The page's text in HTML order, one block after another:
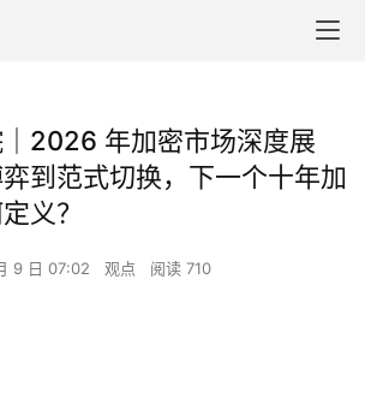
2026 年加密市场深度展
到范式切换，下一个十年加
义？
9 日 07:02 观点 阅读 710